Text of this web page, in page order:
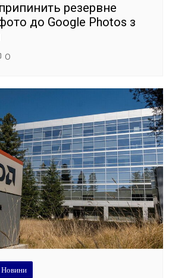
резервне
до Google Photos з
0
Новини